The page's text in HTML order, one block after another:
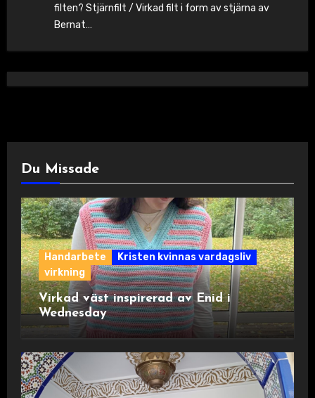
filten? Stjärnfilt / Virkad filt i form av stjärna av
Bernat…
Du Missade
Handarbete
Kristen kvinnas vardagsliv
virkning
Virkad väst inspirerad av Enid i
Wednesday